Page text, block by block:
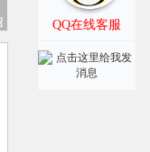
QQ在线客服